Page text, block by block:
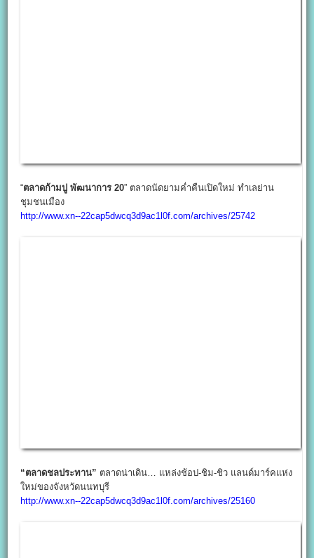
“ตลาดก้ามปู พัฒนาการ 20” ตลาดนัดยามค่ำคืนเปิดใหม่ ทำเลย่าน
ชุมชนเมือง
http://www.xn--22cap5dwcq3d9ac1l0f.com/archives/25742
“ตลาดชลประทาน” ตลาดน่าเดิน… แหล่งช้อป-ชิม-ชิว แลนด์มาร์คแห่ง
ใหม่ของจังหวัดนนทบุรี
http://www.xn--22cap5dwcq3d9ac1l0f.com/archives/25160